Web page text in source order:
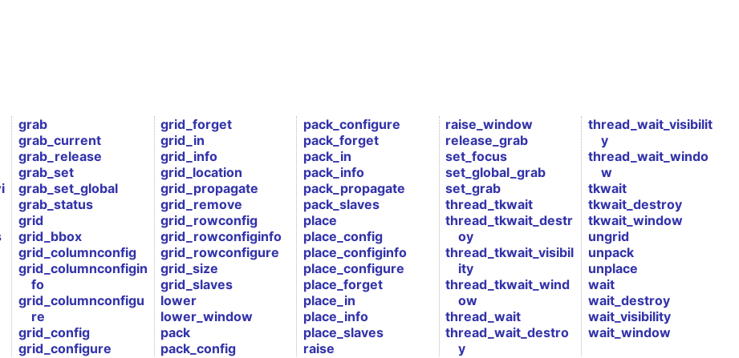
grab
grab_current
grab_release
grab_set
grab_set_global
grab_status
grid
grid_bbox
grid_columnconfig
grid_columnconfigin
fo
grid_columnconfigu
re
grid_config
grid_configure
grid_forget
grid_in
grid_info
grid_location
grid_propagate
grid_remove
grid_rowconfig
grid_rowconfiginfo
grid_rowconfigure
grid_size
grid_slaves
lower
lower_window
pack
pack_config
pack_configure
pack_forget
pack_in
pack_info
pack_propagate
pack_slaves
place
place_config
place_configinfo
place_configure
place_forget
place_in
place_info
place_slaves
raise
raise_window
release_grab
set_focus
set_global_grab
set_grab
thread_tkwait
thread_tkwait_destr
oy
thread_tkwait_visibil
ity
thread_tkwait_wind
ow
thread_wait
thread_wait_destro
y
thread_wait_visibilit
y
thread_wait_windo
w
tkwait
tkwait_destroy
tkwait_window
ungrid
unpack
unplace
wait
wait_destroy
wait_visibility
wait_window